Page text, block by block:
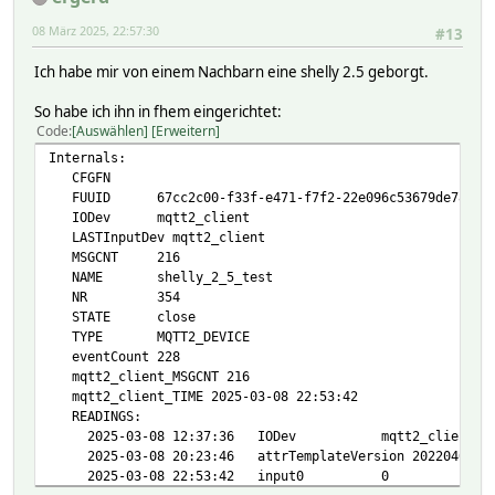
readingList shellies/shellyswitch25-68C63AF9B924/
shellies/shellyswitch25-68C63AF9B924/online:.* online
shellies/announce:.* { $EVENT =~ m,..id...shellyswitch25-
shellies/shellyswitch25-68C63AF9B924/roller/0:.*
shellies/shellyswitch25-68C63AF9B924/roller/0:open
shellies/shellyswitch25-68C63AF9B924/roller/0:close
shellies/shellyswitch25-68C63AF9B924/input/1:.* input1
shellies/shellyswitch25-68C63AF9B924/input/0:.* input0
shellies/shellyswitch25-68C63AF9B924/relay/power:.*
shellies/shellyswitch25-68C63AF9B924/relay/energy:.*
shellies/shellyswitch25-68C63AF9B924/temperature:.*
shellies/shellyswitch25-68C63AF9B924/overtemperature:.*
shellies/shellyswitch25-68C63AF9B924/roller/0/power:.*
shellies/shellyswitch25-68C63AF9B924/roller/0/energy:.*
shellies/shellyswitch25-68C63AF9B924/temperature_f:.*
shellyswitch25_68C63AF9B924:shellies/shellyswitch25-
shellyswitch25_68C63AF9B924:shellies/shellyswitch25-
shellyswitch25_68C63AF9B924:shellies/shellyswitch25-
shellyswitch25_68C63AF9B924:shellies/shellyswitch25-
room E0_Chambre1,MQTT2_DEVICE
setList open:noArg shellies/shellyswitch25-
#13
08 März 2025, 22:57:30
Ich habe mir von einem Nachbarn eine shelly 2.5 geborgt.
So habe ich ihn in fhem eingerichtet:
Code Auswählen Erweitern
Internals:
CFGFN
FUUID 67cc2c00-f33f-e471-f7f2-22e096c53679de78
IODev mqtt2_client
LASTInputDev mqtt2_client
MSGCNT 216
NAME shelly_2_5_test
NR 354
STATE close
TYPE MQTT2_DEVICE
eventCount 228
mqtt2_client_MSGCNT 216
mqtt2_client_TIME 2025-03-08 22:53:42
READINGS:
2025-03-08 12:37:36 IODev mqtt2_client
2025-03-08 20:23:46 attrTemplateVersion 20220404
2025-03-08 22:53:42 input0 0